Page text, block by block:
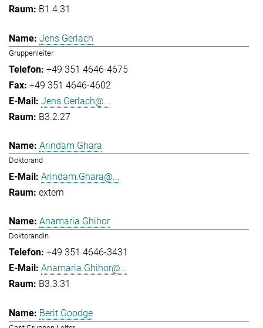
B1.4.31
Jens Gerlach
Gruppenleiter
+49 351 4646-4675
+49 351 4646-4602
Jens.Gerlach@...
B3.2.27
Arindam Ghara
Doktorand
Arindam.Ghara@...
extern
Anamaria Ghihor
Doktorandin
+49 351 4646-3431
Anamaria.Ghihor@...
B3.3.31
Berit Goodge